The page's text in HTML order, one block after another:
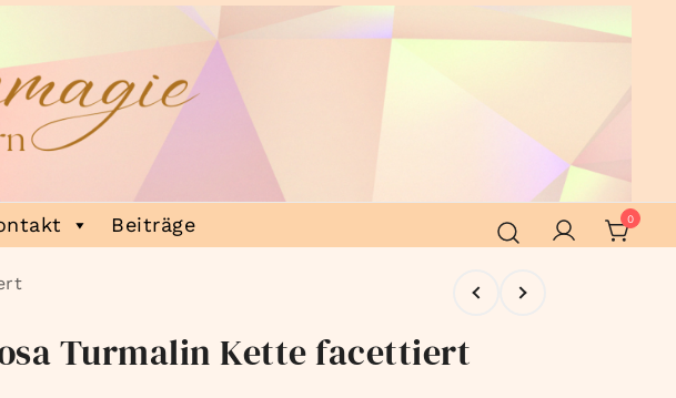
Beiträge 0
Turmalin Kette facettiert